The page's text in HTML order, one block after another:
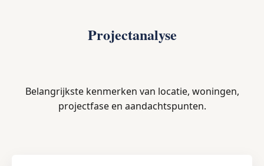
Projectanalyse
Belangrijkste kenmerken van locatie, woningen,
projectfase en aandachtspunten.